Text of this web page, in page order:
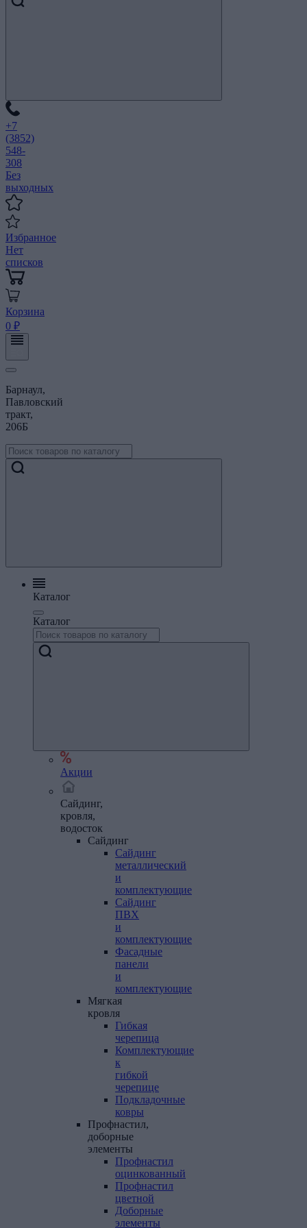
+7
(3852)
548-
308
Без
выходных
Избранное
Нет
списков
Корзина
0 ₽
Барнаул,
Павловский
тракт,
206Б
Каталог
Каталог
Акции
Сайдинг,
кровля,
водосток
Сайдинг
Сайдинг
металлический
и
комплектующие
Сайдинг
ПВХ
и
комплектующие
Фасадные
панели
и
комплектующие
Мягкая
кровля
Гибкая
черепица
Комплектующие
к
гибкой
черепице
Подкладочные
ковры
Профнастил,
доборные
элементы
Профнастил
оцинкованный
Профнастил
цветной
Доборные
элементы